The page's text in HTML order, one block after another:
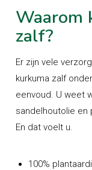
Waarom
zalf?
Er zijn vele
kurkuma zalf
eenvoud. U weet
sandelhoutolie en
En dat voelt u.
100%